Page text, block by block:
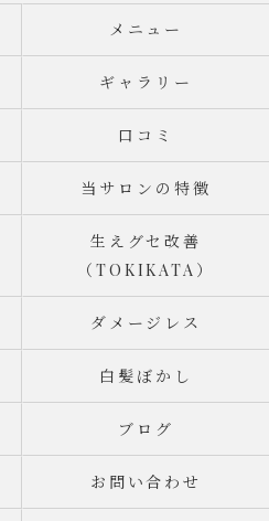
メニュー
ギャラリー
口コミ
当サロンの特徴
生えグセ改善
（TOKIKATA）
ダメージレス
白髪ぼかし
ブログ
お問い合わせ